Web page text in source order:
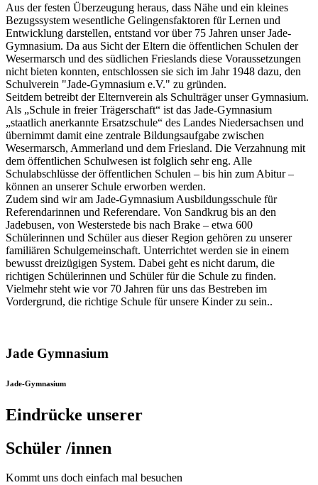
Aus der festen Überzeugung heraus, dass Nähe und ein kleines
Bezugssystem wesentliche Gelingensfaktoren für Lernen und
Entwicklung darstellen, entstand vor über 75 Jahren unser Jade-
Gymnasium. Da aus Sicht der Eltern die öffentlichen Schulen der
Wesermarsch und des südlichen Frieslands diese Voraussetzungen
nicht bieten konnten, entschlossen sie sich im Jahr 1948 dazu, den
Schulverein "Jade-Gymnasium e.V." zu gründen.
Seitdem betreibt der Elternverein als Schulträger unser Gymnasium.
Als „Schule in freier Trägerschaft“ ist das Jade-Gymnasium
„staatlich anerkannte Ersatzschule“ des Landes Niedersachsen und
übernimmt damit eine zentrale Bildungsaufgabe zwischen
Wesermarsch, Ammerland und dem Friesland. Die Verzahnung mit
dem öffentlichen Schulwesen ist folglich sehr eng. Alle
Schulabschlüsse der öffentlichen Schulen – bis hin zum Abitur –
können an unserer Schule erworben werden.
Zudem sind wir am Jade-Gymnasium Ausbildungsschule für
Referendarinnen und Referendare. Von Sandkrug bis an den
Jadebusen, von Westerstede bis nach Brake – etwa 600
Schülerinnen und Schüler aus dieser Region gehören zu unserer
familiären Schulgemeinschaft. Unterrichtet werden sie in einem
bewusst dreizügigen System. Dabei geht es nicht darum, die
richtigen Schülerinnen und Schüler für die Schule zu finden.
Vielmehr steht wie vor 70 Jahren für uns das Bestreben im
Vordergrund, die richtige Schule für unsere Kinder zu sein..
Jade Gymnasium
Jade-Gymnasium
Eindrücke unserer
Schüler /innen
Kommt uns doch einfach mal besuchen